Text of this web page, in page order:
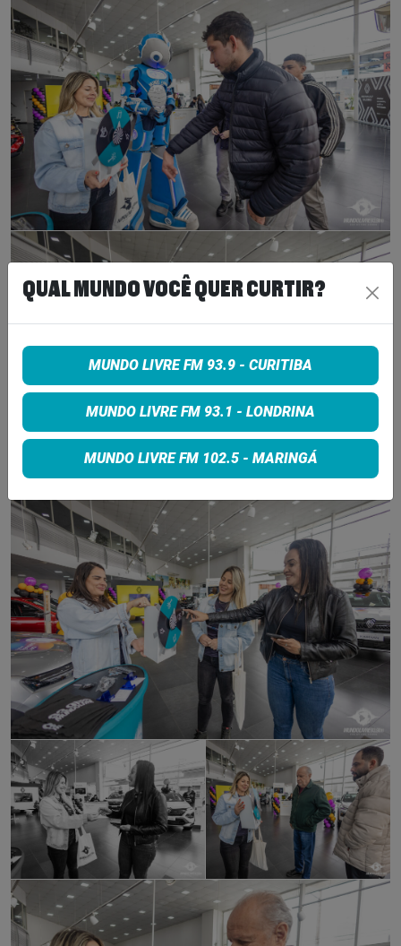
QUAL MUNDO VOCÊ QUER CURTIR?
MUNDO LIVRE FM 93.9 - CURITIBA
MUNDO LIVRE FM 93.1 - LONDRINA
MUNDO LIVRE FM 102.5 - MARINGÁ